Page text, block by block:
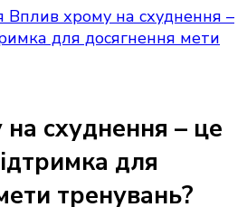
Вплив хрому на схуднення –
для досягнення мети
схуднення – це
для
тренувань?